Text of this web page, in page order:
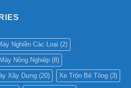
Nghiền Các Loại (2)
Máy Nông Nghiệp (8)
Xây Dựng (20) Xe Trộn Bê Tông (3)